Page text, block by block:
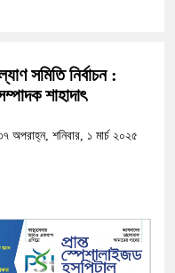
সমিতি নির্বাচন :
শাহাদাৎ
অপরাহ্ন, শনিবার, ১ মার্চ ২০২৫